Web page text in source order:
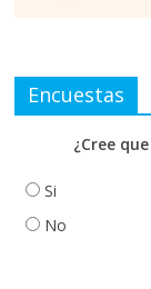
Encuestas
¿Cree
Si
No